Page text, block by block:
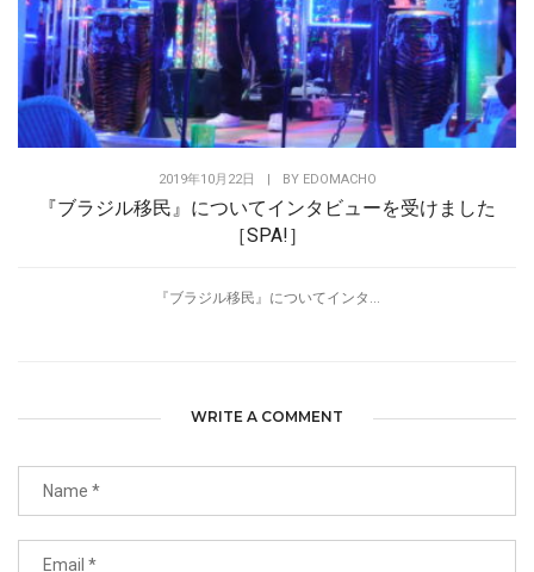
2019年10月22日 BY EDOMACHO
『ブラジル移民』についてインタビューを受けました
［SPA!］
『ブラジル移民』についてインタ...
WRITE A COMMENT